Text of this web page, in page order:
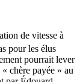
de vitesse à
pour les élus
pourrait lever
chère payée » au